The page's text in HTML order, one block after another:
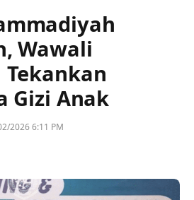
Wawali
Gizi Anak
2026 6:11 PM